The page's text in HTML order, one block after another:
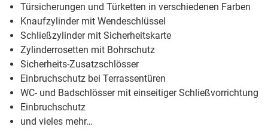
Türsicherungen und Türketten in verschiedenen Farben
Knaufzylinder mit Wendeschlüssel
Schließzylinder mit Sicherheitskarte
Zylinderrosetten mit Bohrschutz
Sicherheits-Zusatzschlösser
Einbruchschutz bei Terrassentüren
WC- und Badschlösser mit einseitiger Schließvorrichtung
Einbruchschutz
und vieles mehr…